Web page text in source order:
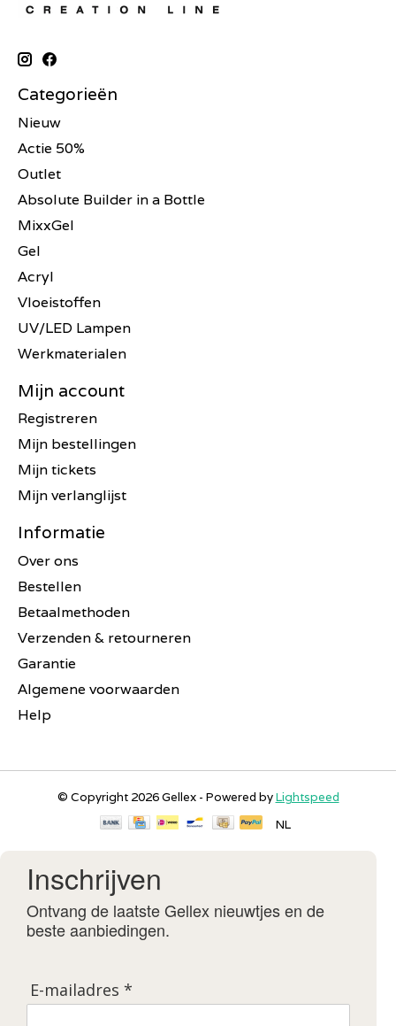
Categorieën
Nieuw
Actie 50%
Outlet
Absolute Builder in a Bottle
MixxGel
Gel
Acryl
Vloeistoffen
UV/LED Lampen
Werkmaterialen
Mijn account
Registreren
Mijn bestellingen
Mijn tickets
Mijn verlanglijst
Informatie
Over ons
Bestellen
Betaalmethoden
Verzenden & retourneren
Garantie
Algemene voorwaarden
Help
© Copyright 2026 Gellex - Powered byLightspeed
NL
Inschrijven
Ontvang de laatste Gellex nieuwtjes en de
beste aanbiedingen.
E-mailadres *